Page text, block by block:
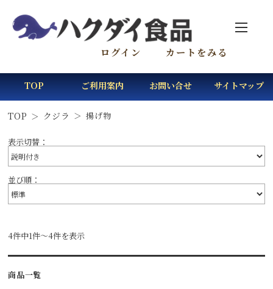
ログイン カートをみる
TOP ご利用案内 お問い合せ サイトマップ
TOP クジラ 揚げ物
表示切替：
並び順：
4件中1件～4件を表示
商品一覧